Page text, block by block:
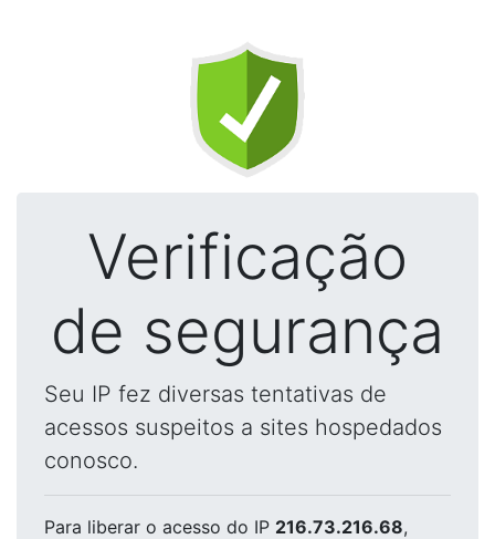
Verificação
de segurança
Seu IP fez diversas tentativas de
acessos suspeitos a sites hospedados
conosco.
Para liberar o acesso do IP 216.73.216.68,